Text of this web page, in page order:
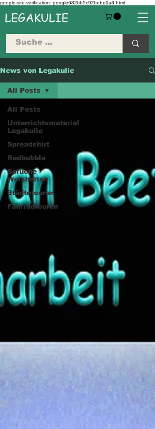
google-site-verification: google682bb5c92bebe0a3.html
LEGAKULIE
News von Legakulie
All Posts
Unterrichtsmaterial
Legakulie
Spreadshirt
Redbubble
Sprüche
Weisheiten
Städtetouren
Fahrradtouren
All Posts